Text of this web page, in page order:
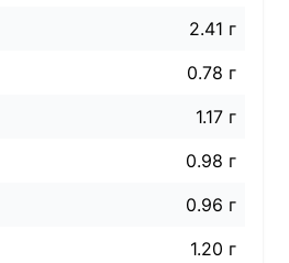
2.41 г
0.78 г
1.17 г
0.98 г
0.96 г
1.20 г